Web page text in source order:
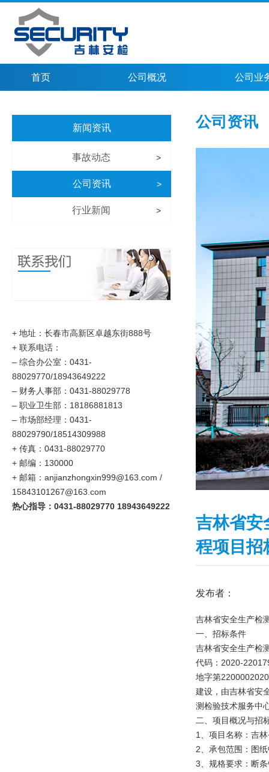
首页 公司概况 公司业
新闻资讯
事故动态 >
公司资讯 >
行业新闻 >
+ 地址：长春市高新区卓越东街888号
+ 联系电话：
– 综合办公室：0431-
88029770/18943649222
– 财务人事部：0431-88029778
– 职业卫生部：18186881813
– 市场部经理：0431-
88029790/18514309988
+ 传真：0431-88029770
+ 邮编：130000
+ 邮箱：anjianzhongxin999@163.com /
15843101267@163.com
热心指导：0431-88029770 18943649222
公司资讯
吉林省安
程项目招
发布者：
吉林省安全生产检
一、招标条件
吉林省安全生产检
代码：2020-
地字第
建设，由吉林省安
测检验技术服务中
二、项目概况与招
1、项目名称：吉
2、承包范围：图
3、规格要求：断